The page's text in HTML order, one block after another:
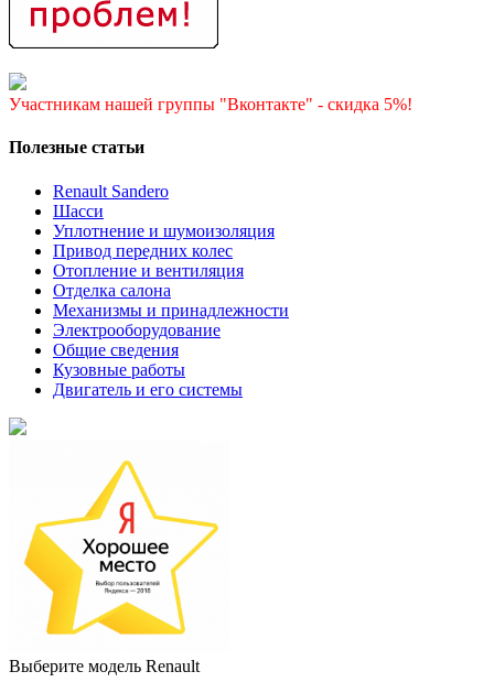
Участникам нашей группы "Вконтакте" - скидка 5%!
Полезные статьи
Renault Sandero
Шасси
Уплотнение и шумоизоляция
Привод передних колес
Отопление и вентиляция
Отделка салона
Механизмы и принадлежности
Электрооборудование
Общие сведения
Кузовные работы
Двигатель и его системы
Выберите модель Renault